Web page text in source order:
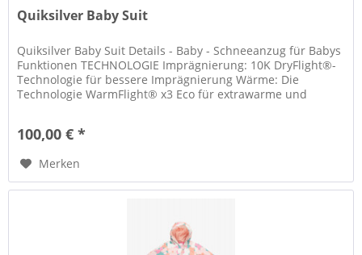
Quiksilver Baby Suit
Quiksilver Baby Suit Details - Baby - Schneeanzug für Babys
Funktionen TECHNOLOGIE Imprägnierung: 10K DryFlight®-
Technologie für bessere Imprägnierung Wärme: Die
Technologie WarmFlight® x3 Eco für extrawarme und
100,00 € *
Merken